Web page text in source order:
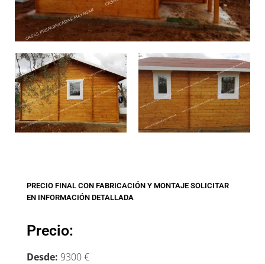
PRECIO FINAL CON FABRICACIÓN Y MONTAJE SOLICITAR
EN INFORMACIÓN DETALLADA
Precio:
Desde: 9300 €